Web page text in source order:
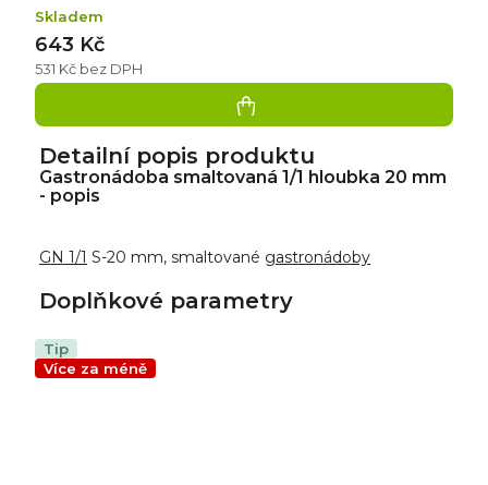
Skladem
531 Kč bez DPH
643 Kč
Detailní popis produktu
Gastronádoba smaltovaná 1/1 hloubka 20 mm
- popis
GN 1/1 S-20 mm, smaltované gastronádoby
Doplňkové parametry
Tip
Více za méně